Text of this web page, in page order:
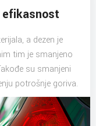
a dezen je
tim je smanjeno
su smanjeni
potrošnje goriva.